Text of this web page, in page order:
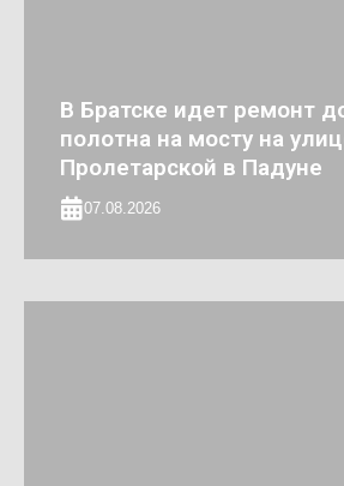
В Братске идет ремонт
полотна на мосту на
Пролетарской в Падуне
07.08.2026